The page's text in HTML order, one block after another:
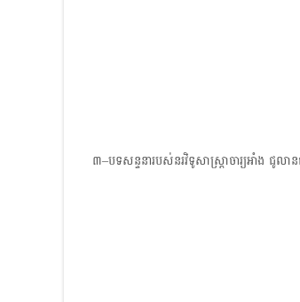
៣–បទសន្ទនារបស់នរវិទូសាស្ត្រាចារ្យអាំង ជូល